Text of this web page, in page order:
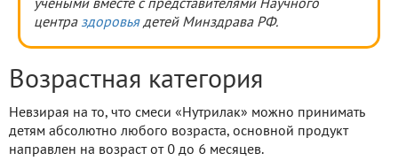
учеными вместе с представителями Научного
центра здоровьядетей Минздрава РФ.
Возрастная категория
Невзирая на то, что смеси «Нутрилак» можно принимать
детям абсолютно любого возраста, основной продукт
направлен на возраст от 0 до 6 месяцев.